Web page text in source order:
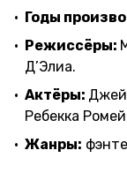
Годы
Режиссёры:
Д’Элиа.
Актёры:
Ребекка
Жанры: